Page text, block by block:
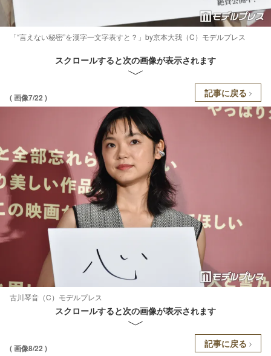
「“言えない秘密”を漢字一文字表すと？」by京本大我（C）モデルプレス
スクロールすると次の画像が表示されます
( 画像7/22 ) 記事に戻る
古川琴音（C）モデルプレス
スクロールすると次の画像が表示されます
( 画像8/22 ) 記事に戻る